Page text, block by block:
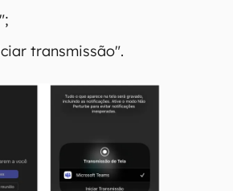
transmissão".